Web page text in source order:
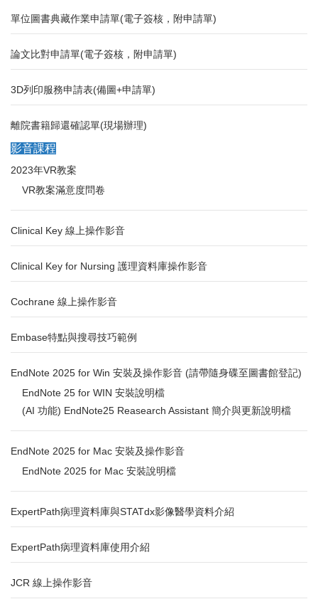
單位圖書典藏作業申請單(電子簽核，附申請單)
論文比對申請單(電子簽核，附申請單)
3D列印服務申請表(備圖+申請單)
離院書籍歸還確認單(現場辦理)
影音課程
2023年VR教案
VR教案滿意度問卷
Clinical Key 線上操作影音
Clinical Key for Nursing 護理資料庫操作影音
Cochrane 線上操作影音
Embase特點與搜尋技巧範例
EndNote 2025 for Win 安裝及操作影音 (請帶隨身碟至圖書館登記)
EndNote 25 for WIN 安裝說明檔
(AI 功能) EndNote25 Reasearch Assistant 簡介與更新說明檔
EndNote 2025 for Mac 安裝及操作影音
EndNote 2025 for Mac 安裝說明檔
ExpertPath病理資料庫與STATdx影像醫學資料介紹
ExpertPath病理資料庫使用介紹
JCR 線上操作影音